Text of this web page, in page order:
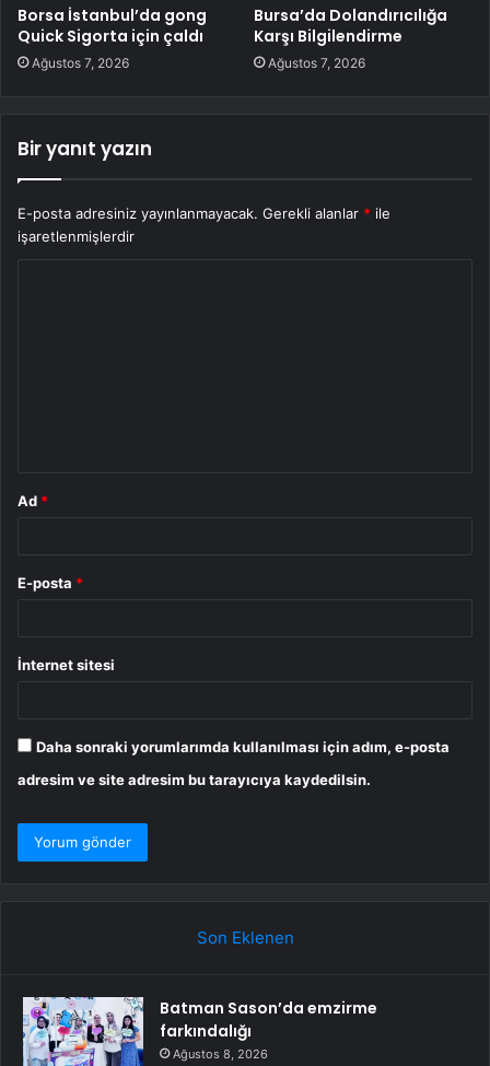
Borsa İstanbul’da gong
Quick Sigorta için çaldı
Ağustos 7, 2026
Bursa’da Dolandırıcılığa
Karşı Bilgilendirme
Ağustos 7, 2026
Bir yanıt yazın
E-posta adresiniz yayınlanmayacak. Gerekli alanlar * ile
işaretlenmişlerdir
Ad *
E-posta *
İnternet sitesi
Daha sonraki yorumlarımda kullanılması için adım, e-posta
adresim ve site adresim bu tarayıcıya kaydedilsin.
Son Eklenen
Batman Sason’da emzirme
farkındalığı
Ağustos 8, 2026